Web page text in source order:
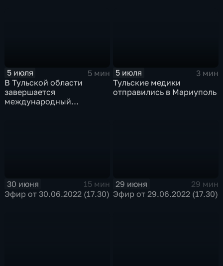
5 июля
5 мин
В Тульской области
завершается
международный
5 июля
3 мин
Тульские медики
отправились в Мариуполь
30 июня
15 мин
Эфир от 30.06.2022 (17.30)
29 июня
29 мин
Эфир от 29.06.2022 (17.30)